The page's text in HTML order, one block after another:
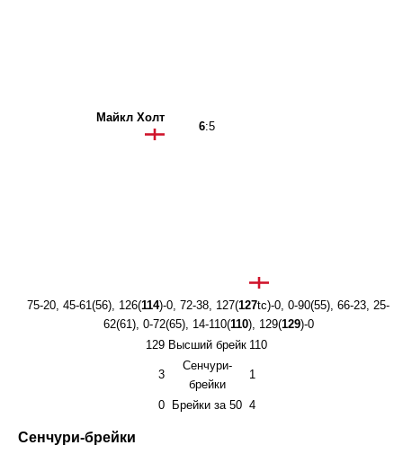
Майкл Холт
6:5
75-20, 45-61(56), 126(114)-0, 72-38, 127(127tc)-0, 0-90(55), 66-23, 25-
62(61), 0-72(65), 14-110(110), 129(129)-0
129 Высший брейк 110
3
Сенчури-
брейки
1
0 Брейки за 50 4
Сенчури-брейки